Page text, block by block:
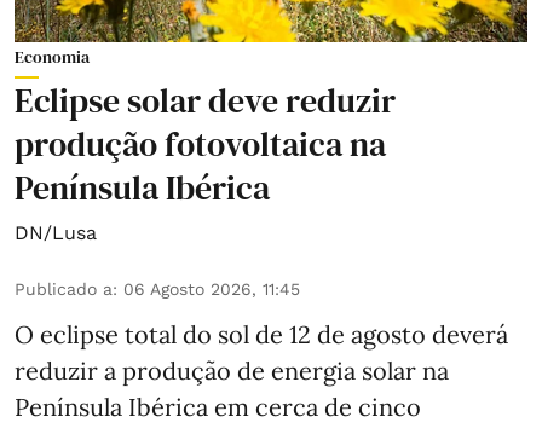
Economia
Eclipse solar deve reduzir
produção fotovoltaica na
Península Ibérica
DN/Lusa
Publicado a: 06 Agosto 2026, 11:45
O eclipse total do sol de 12 de agosto deverá
reduzir a produção de energia solar na
Península Ibérica em cerca de cinco